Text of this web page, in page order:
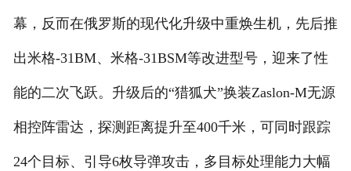
幕，反而在俄罗斯的现代化升级中重焕生机，先后推
出米格-31BM、米格-31BSM等改进型号，迎来了性
能的二次飞跃。升级后的“猎狐犬”换装Zaslon-M无源
相控阵雷达，探测距离提升至400千米，可同时跟踪
24个目标、引导6枚导弹攻击，多目标处理能力大幅